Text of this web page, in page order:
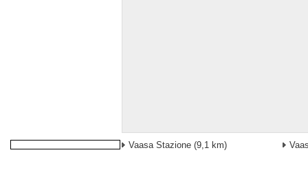
Vaasa Stazione (9,1 km)